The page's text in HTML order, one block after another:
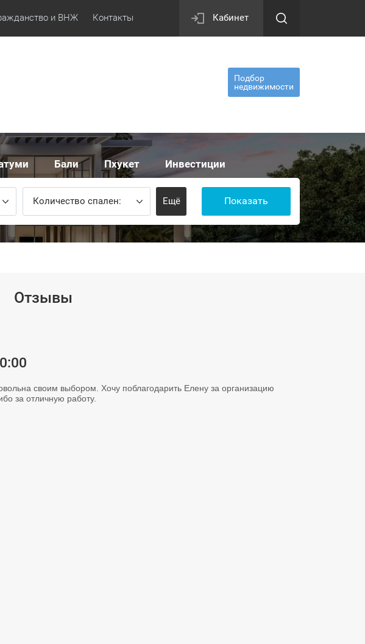
и ВНЖ Контакты Кабинет
Подбор
недвижимости
Количество спален:
Бали Пхукет Инвестиции
Ещё Показать
Отзывы
своим выбором. Хочу поблагодарить Елену за организацию
за отличную работу.